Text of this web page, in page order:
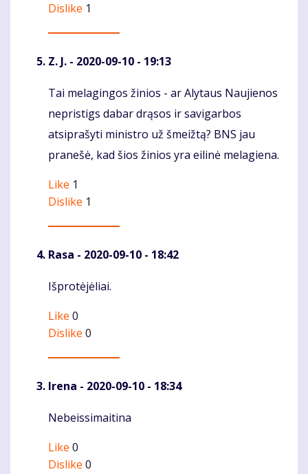
Dislike 1
Z. J. - 2020-09-10 - 19:13
Komentaras
Tai melagingos žinios - ar Alytaus Naujienos
nepristigs dabar drąsos ir savigarbos
atsiprašyti ministro už šmeižtą? BNS jau
pranešė, kad šios žinios yra eilinė melagiena.
Like 1
Dislike 1
Rasa - 2020-09-10 - 18:42
Komentaras
Išprotėjėliai.
Like 0
Dislike 0
Irena - 2020-09-10 - 18:34
Komentaras
Nebeissimaitina
Like 0
Dislike 0